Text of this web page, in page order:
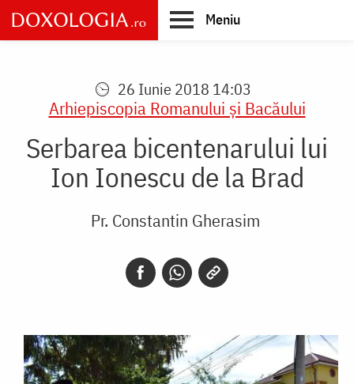
Skip
to
main
Meniu
26 Iunie 2018 14:03
Arhiepiscopia Romanului şi Bacăului
Serbarea bicentenarului lui
Ion Ionescu de la Brad
Pr. Constantin Gherasim